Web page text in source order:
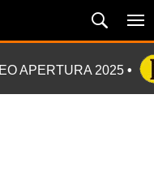
APERTURA 2025